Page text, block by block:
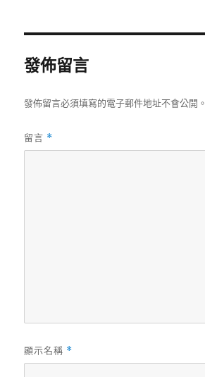
發佈留言
發佈留言必須填寫的電子郵件地址不會公開。
留言 *
顯示名稱 *